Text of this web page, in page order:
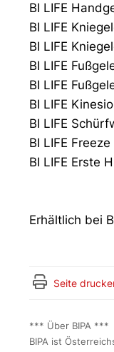
BI LIFE
BI LIFE
BI LIFE
BI LIFE
BI LIFE
BI LIFE
BI LIFE
BI LIFE
BI LIFE Erste
Erhältlich bei
Seite
*** Über BIPA ***
BIPA ist